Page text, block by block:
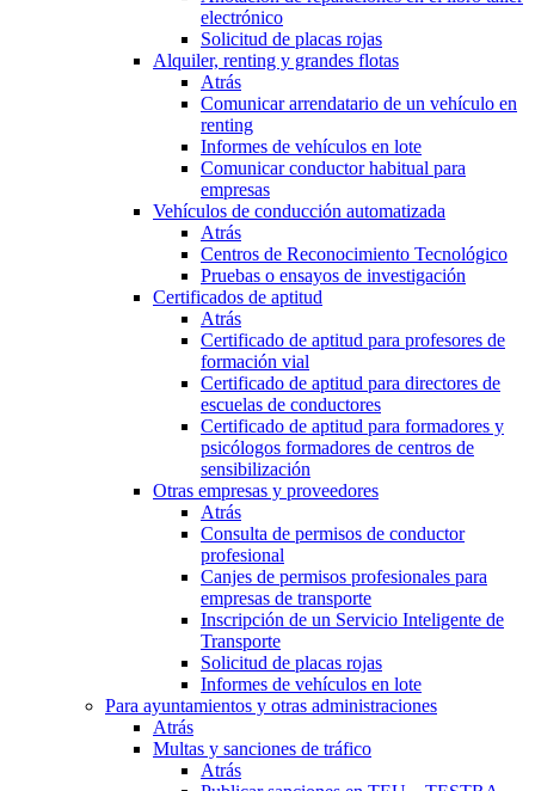
electrónico
Solicitud de placas rojas
Alquiler, renting y grandes flotas
Atrás
Comunicar arrendatario de un vehículo en
renting
Informes de vehículos en lote
Comunicar conductor habitual para
empresas
Vehículos de conducción automatizada
Atrás
Centros de Reconocimiento Tecnológico
Pruebas o ensayos de investigación
Certificados de aptitud
Atrás
Certificado de aptitud para profesores de
formación vial
Certificado de aptitud para directores de
escuelas de conductores
Certificado de aptitud para formadores y
psicólogos formadores de centros de
sensibilización
Otras empresas y proveedores
Atrás
Consulta de permisos de conductor
profesional
Canjes de permisos profesionales para
empresas de transporte
Inscripción de un Servicio Inteligente de
Transporte
Solicitud de placas rojas
Informes de vehículos en lote
Para ayuntamientos y otras administraciones
Atrás
Multas y sanciones de tráfico
Atrás